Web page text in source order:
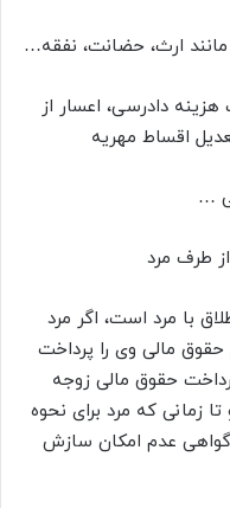
ارث، حضانت، نفقه…
دادرسی، اعسار از
اقساط مهریه
…
طرف مرد
با مرد است، اگر مرد
حقوق مالی وی را پرداخت
پرداخت حقوق مالی زوجه
زمانی که مرد برای نحوه
گواهی عدم امکان سازش